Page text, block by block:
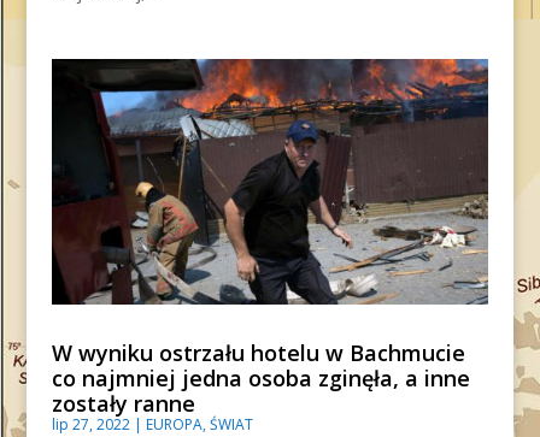
W wyniku ostrzału hotelu w Bachmucie
co najmniej jedna osoba zginęła, a inne
zostały ranne
lip 27, 2022| EUROPA,ŚWIAT